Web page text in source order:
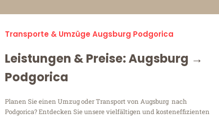
Transporte & Umzüge Augsburg Podgorica
Leistungen & Preise: Augsburg →
Podgorica
Planen Sie einen Umzug oder Transport von Augsburg nach
Podgorica? Entdecken Sie unsere vielfältigen und kosteneffizienten